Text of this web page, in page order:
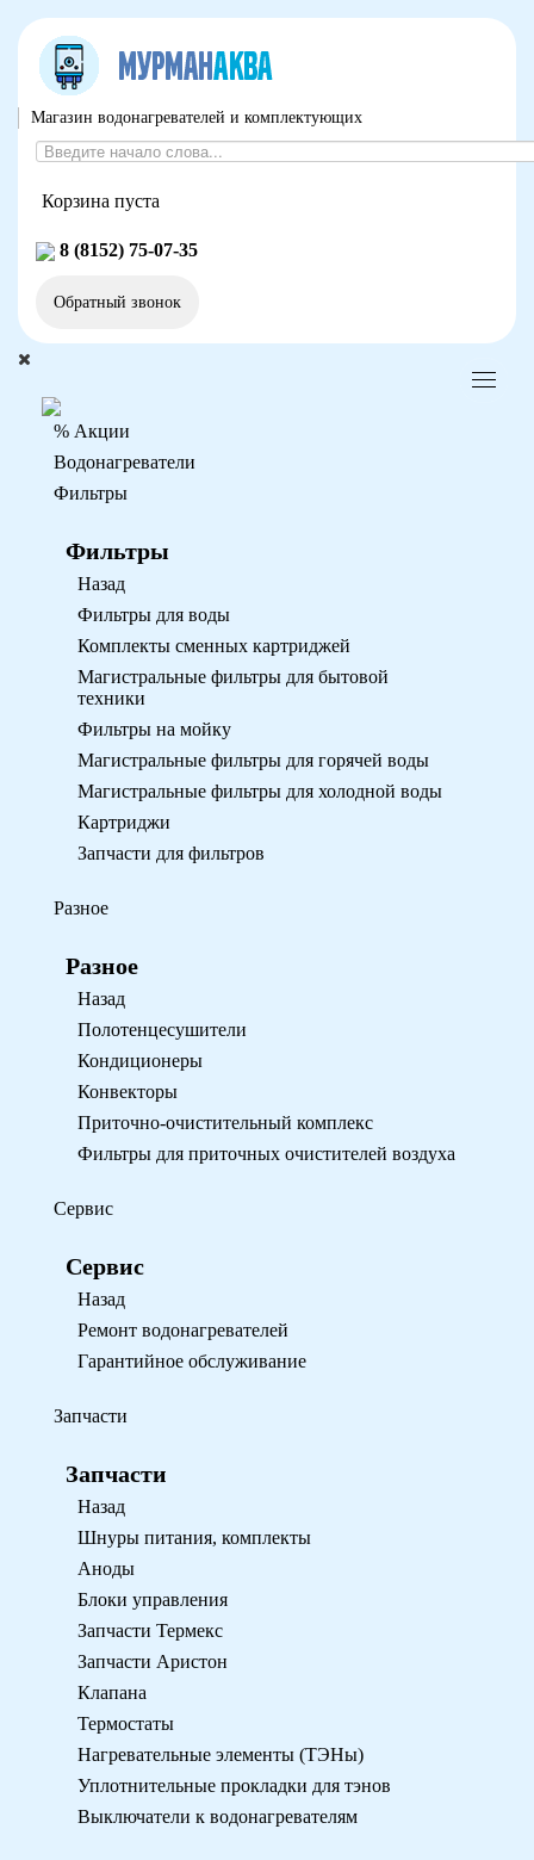
Магазин водонагревателей и комплектующих
Корзина пуста
8 (8152) 75-07-35
Обратный звонок
% Акции
Водонагреватели
Фильтры
Фильтры
Назад
Фильтры для воды
Комплекты сменных картриджей
Магистральные фильтры для бытовой
техники
Фильтры на мойку
Магистральные фильтры для горячей воды
Магистральные фильтры для холодной воды
Картриджи
Запчасти для фильтров
Разное
Разное
Назад
Полотенцесушители
Кондиционеры
Конвекторы
Приточно-очистительный комплекс
Фильтры для приточных очистителей воздуха
Сервис
Сервис
Назад
Ремонт водонагревателей
Гарантийное обслуживание
Запчасти
Запчасти
Назад
Шнуры питания, комплекты
Аноды
Блоки управления
Запчасти Термекс
Запчасти Аристон
Клапана
Термостаты
Нагревательные элементы (ТЭНы)
Уплотнительные прокладки для тэнов
Выключатели к водонагревателям